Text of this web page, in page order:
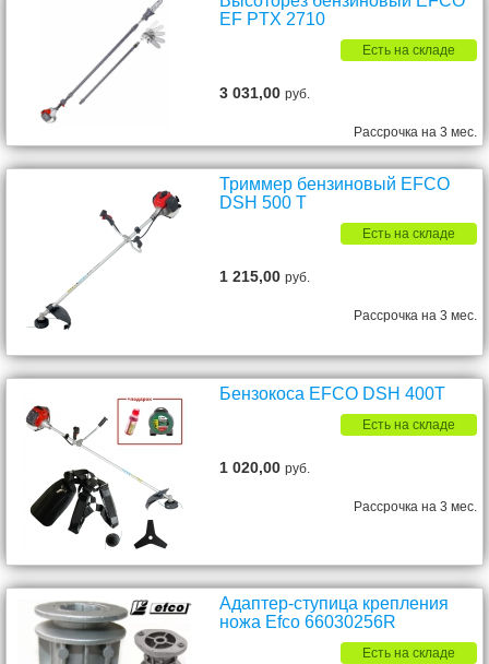
EF PTX 2710
Есть на складе
3 031,00руб.
Рассрочка на 3 мес.
Триммер бензиновый EFCO
DSH 500 T
Есть на складе
1 215,00руб.
Рассрочка на 3 мес.
Бензокоса EFCO DSH 400T
Есть на складе
1 020,00руб.
Рассрочка на 3 мес.
Адаптер-ступица крепления
ножа Efco 66030256R
Есть на складе